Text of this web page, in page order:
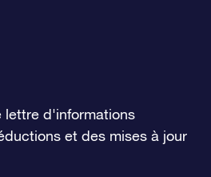
lettre d'informations
et des mises à jour